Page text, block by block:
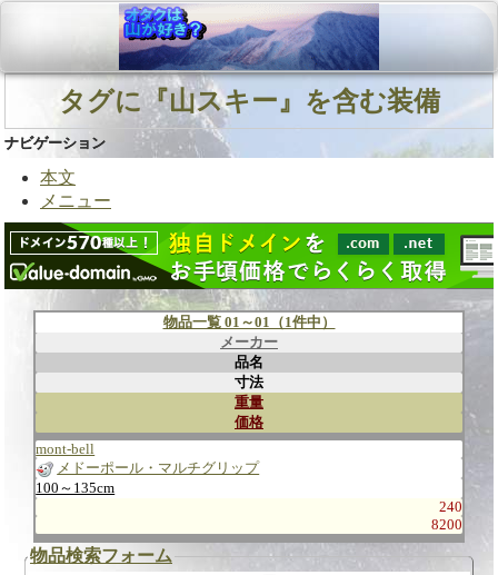
タグに『山スキー』を含む装備
ナビゲーション
本文
メニュー
物品一覧 01～01（1件中）
メーカー
品名
寸法
重量
価格
mont-bell
メドーポール・マルチグリップ
100～135cm
240
8200
物品検索フォーム